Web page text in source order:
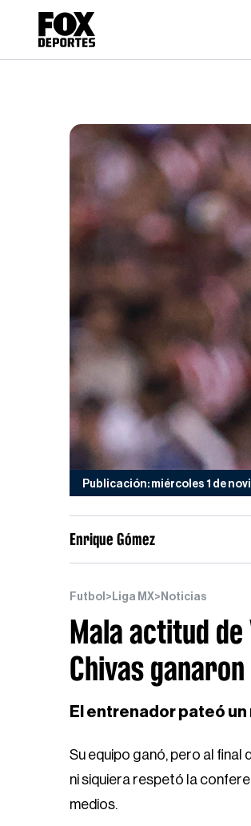
Publicación: miércoles 1 de
Enrique Gómez
Futbol > Liga MX> Noticias
Mala actitud de
Chivas ganaron
El entrenador pateó
Su equipo ganó, pero al
ni siquiera respetó la
medios.